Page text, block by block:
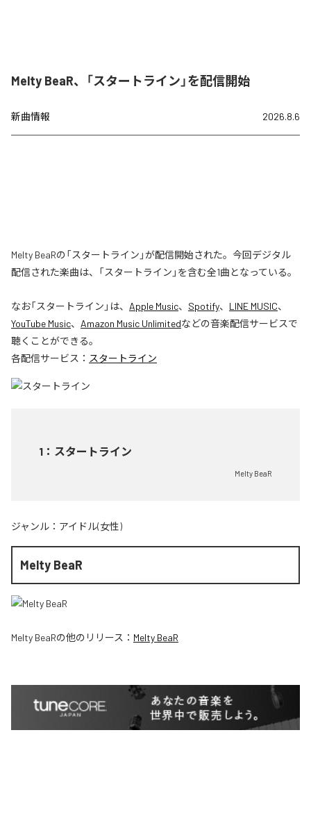
Melty BeaR、「スタートライン」を配信開始
新曲情報 2026.8.6
Melty BeaRの「スタートライン」が配信開始された。今回デジタル
配信された楽曲は、「スタートライン」を含む全1曲となっている。
なお「スタートライン 」は、 Apple Music、 Spotify、 LINE MUSIC、
YouTube Music、 Amazon Music Unlimitedなどの音楽配信サービスで
聴くことができる。
各配信サービス： スタートライン
1 ： スタートライン
Melty BeaR
ジャンル： アイドル(女性)
Melty BeaR
Melty BeaRの他のリリース： Melty BeaR